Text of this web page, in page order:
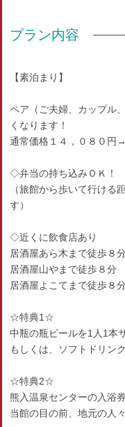
プラン内容
【素泊まり】
ペア（ご夫婦、カップル
くなります！
通常価格１４，０８０円
◇弁当の持ち込みＯＫ！
（旅館から歩いて行ける
す）
◇近くに飲食店あり
居酒屋あら木まで徒歩８
居酒屋山やまで徒歩８分
居酒屋よこてまで徒歩８
☆特典1☆
中瓶の瓶ビールを1人1本
もしくは、ソフトドリン
☆特典2☆
熊入温泉センターの入浴
当館の目の前、地元の人